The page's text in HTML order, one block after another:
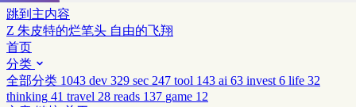
跳到主内容
Z 朱皮特的烂笔头 自由的飞翔
首页
分类
全部分类 1043 dev 329 sec 247 tool 143 ai 63 invest 6 life 32
thinking 41 travel 28 reads 137 game 12